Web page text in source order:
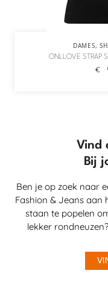
DAMES,
ONLLOVE STRAP
€
Vind
Bij
Ben je op zoek naar
Fashion & Jeans aan
staan te popelen
lekker